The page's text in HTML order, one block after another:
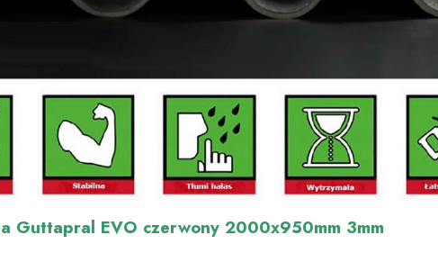
Guttapral EVO czerwony 2000x950mm 3mm